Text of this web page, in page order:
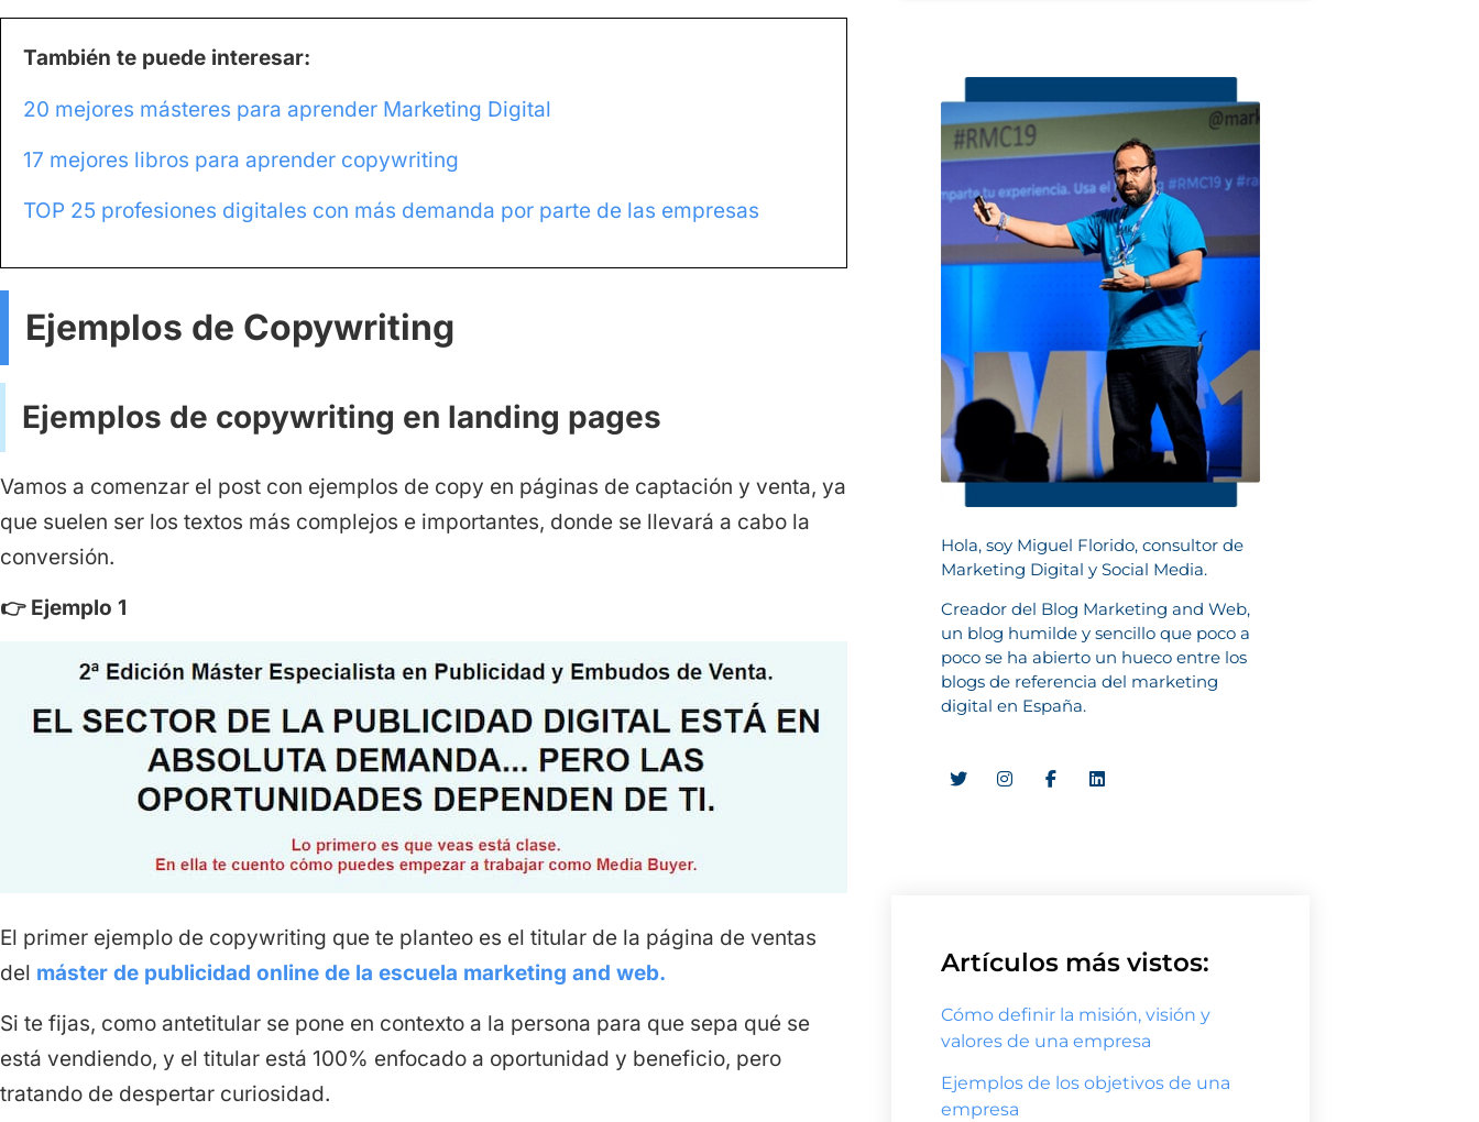
También te puede interesar:
20 mejores másteres para aprender Marketing Digital
17 mejores libros para aprender copywriting
TOP 25 profesiones digitales con más demanda por parte de las empresas
Ejemplos de Copywriting
Ejemplos de copywriting en landing pages
Vamos a comenzar el post con ejemplos de copy en páginas de captación y venta, ya
que suelen ser los textos más complejos e importantes, donde se llevará a cabo la
conversión.
👉Ejemplo 1
El primer ejemplo de copywriting que te planteo es el titular de la página de ventas
del máster de publicidad online de la escuela marketing and web.
Si te fijas, como antetitular se pone en contexto a la persona para que sepa qué se
está vendiendo, y el titular está 100% enfocado a oportunidad y beneficio, pero
tratando de despertar curiosidad.
Hola, soy Miguel Florido, consultor de
Marketing Digital y Social Media.
Creador del Blog Marketing and Web,
un blog humilde y sencillo que poco a
poco se ha abierto un hueco entre los
blogs de referencia del marketing
digital en España.
Artículos más vistos:
Cómo definir la misión, visión y
valores de una empresa
Ejemplos de los objetivos de una
empresa